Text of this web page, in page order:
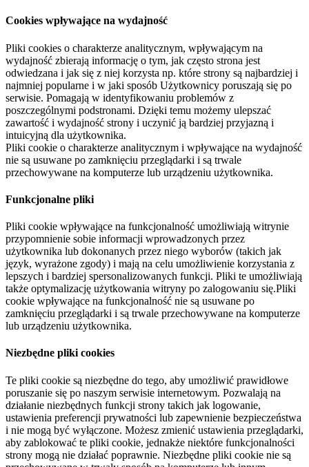
Cookies wpływające na wydajność
Pliki cookies o charakterze analitycznym, wpływającym na
wydajność zbierają informację o tym, jak często strona jest
odwiedzana i jak się z niej korzysta np. które strony są najbardziej i
najmniej popularne i w jaki sposób Użytkownicy poruszają się po
serwisie. Pomagają w identyfikowaniu problemów z
poszczególnymi podstronami. Dzięki temu możemy ulepszać
zawartość i wydajność strony i uczynić ją bardziej przyjazną i
intuicyjną dla użytkownika.
Pliki cookie o charakterze analitycznym i wpływające na wydajność
nie są usuwane po zamknięciu przeglądarki i są trwale
przechowywane na komputerze lub urządzeniu użytkownika.
Funkcjonalne pliki
Pliki cookie wpływające na funkcjonalność umożliwiają witrynie
przypomnienie sobie informacji wprowadzonych przez
użytkownika lub dokonanych przez niego wyborów (takich jak
język, wyrażone zgody) i mają na celu umożliwienie korzystania z
lepszych i bardziej spersonalizowanych funkcji. Pliki te umożliwiają
także optymalizację użytkowania witryny po zalogowaniu się.Pliki
cookie wpływające na funkcjonalność nie są usuwane po
zamknięciu przeglądarki i są trwale przechowywane na komputerze
lub urządzeniu użytkownika.
Niezbędne pliki cookies
Te pliki cookie są niezbędne do tego, aby umożliwić prawidłowe
poruszanie się po naszym serwisie internetowym. Pozwalają na
działanie niezbędnych funkcji strony takich jak logowanie,
ustawienia preferencji prywatności lub zapewnienie bezpieczeństwa
i nie mogą być wyłączone. Możesz zmienić ustawienia przeglądarki,
aby zablokować te pliki cookie, jednakże niektóre funkcjonalności
strony mogą nie działać poprawnie. Niezbędne pliki cookie nie są